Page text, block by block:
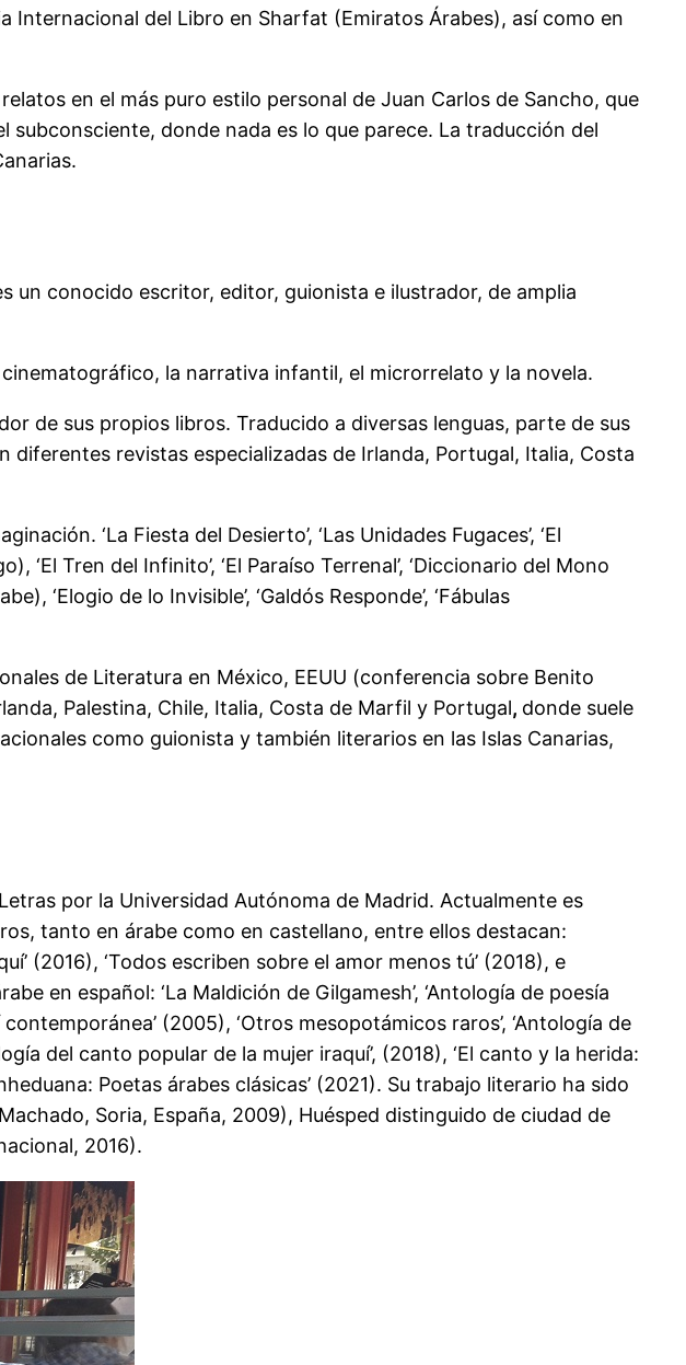
Internacional del Libro en Sharfat (Emiratos Árabes), así como en
en el más puro estilo personal de Juan Carlos de Sancho, que
donde nada es lo que parece. La traducción del
un conocido escritor, editor, guionista e ilustrador, de amplia
la narrativa infantil, el microrrelato y la novela.
de sus propios libros. Traducido a diversas lenguas, parte de sus
revistas especializadas de Irlanda, Portugal, Italia, Costa
‘La Fiesta del Desierto’, ‘Las Unidades Fugaces’, ‘El
‘El Tren del Infinito’, ‘El Paraíso Terrenal’, ‘Diccionario del Mono
‘Elogio de lo Invisible’, ‘Galdós Responde’, ‘Fábulas
de Literatura en México, EEUU (conferencia sobre Benito
Palestina, Chile, Italia, Costa de Marfil y Portugal, donde suele
como guionista y también literarios en las Islas Canarias,
por la Universidad Autónoma de Madrid. Actualmente es
tanto en árabe como en castellano, entre ellos destacan:
(2016), ‘Todos escriben sobre el amor menos tú’ (2018), e
en español: ‘La Maldición de Gilgamesh’, ‘Antología de poesía
(2005), ‘Otros mesopotámicos raros’, ‘Antología de
del canto popular de la mujer iraquí’, (2018), ‘El canto y la herida:
Poetas árabes clásicas’ (2021). Su trabajo literario ha sido
Soria, España, 2009), Huésped distinguido de ciudad de
2016).